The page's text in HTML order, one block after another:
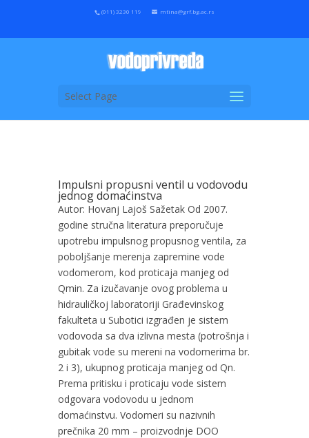
(011) 3230 119 mtina@grf.bg.ac.rs
Select Page
Impulsni propusni ventil u vodovodu
jednog domaćinstva
Autor: Hovanj Lajoš Sažetak Od 2007.
godine stručna literatura preporučuje
upotrebu impulsnog propusnog ventila, za
poboljšanje merenja zapremine vode
vodomerom, kod proticaja manjeg od
Qmin. Za izučavanje ovog problema u
hidrauličkoj laboratoriji Građevinskog
fakulteta u Subotici izgrađen je sistem
vodovoda sa dva izlivna mesta (potrošnja i
gubitak vode su mereni na vodomerima br.
2 i 3), ukupnog proticaja manjeg od Qn.
Prema pritisku i proticaju vode sistem
odgovara vodovodu u jednom
domaćinstvu. Vodomeri su nazivnih
prečnika 20 mm – proizvodnje DOO